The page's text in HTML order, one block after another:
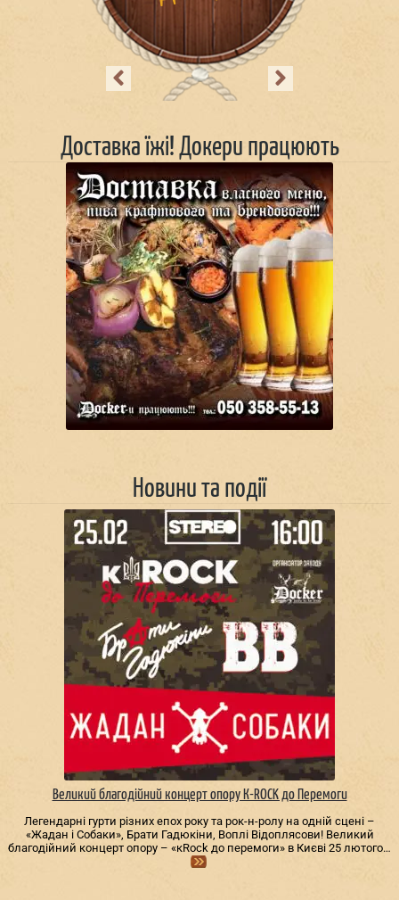
Previous Next
Доставка їжі! Докери працюють
Новини та події
Великий благодійний концерт опору К-ROCK до Перемоги
Легендарні гурти різних епох року та рок-н-ролу на одній сцені –
«Жадан і Собаки», Брати Гадюкіни, Воплі Відоплясови! Великий
благодійний концерт опору – «кRock до перемоги» в Києві 25 лютого…